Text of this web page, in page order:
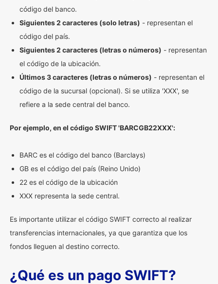
código del banco.
Siguientes 2 caracteres (solo letras) - representan el
código del país.
Siguientes 2 caracteres (letras o números) - representan
el código de la ubicación.
Últimos 3 caracteres (letras o números) - representan el
código de la sucursal (opcional). Si se utiliza 'XXX', se
refiere a la sede central del banco.
Por ejemplo, en el código SWIFT 'BARCGB22XXX':
BARC es el código del banco (Barclays)
GB es el código del país (Reino Unido)
22 es el código de la ubicación
XXX representa la sede central.
Es importante utilizar el código SWIFT correcto al realizar
transferencias internacionales, ya que garantiza que los
fondos lleguen al destino correcto.
¿Qué es un pago SWIFT?